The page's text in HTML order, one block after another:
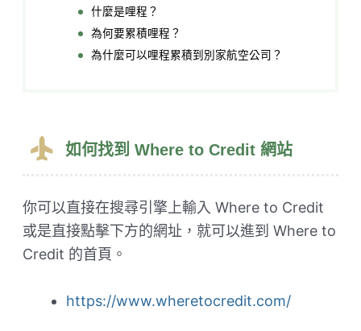
什麼是哩程？
為何要累積哩程？
為什麼可以哩程累積到別家航空公司？
如何找到 Where to Credit 網站
你可以直接在搜尋引擎上輸入 Where to Credit
或是直接點擊下方的網址，就可以進到 Where to
Credit 的首頁。
https://www.wheretocredit.com/